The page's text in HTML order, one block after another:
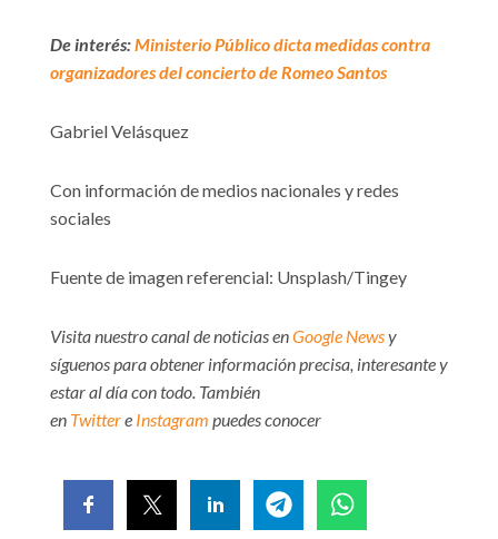
De interés:Ministerio Público dicta medidas contra
organizadores del concierto de Romeo Santos
Gabriel Velásquez
Con información de medios nacionales y redes
sociales
Fuente de imagen referencial: Unsplash/Tingey
Visita nuestro canal de noticias enGoogle Newsy
síguenos para obtener información precisa, interesante y
estar al día con todo. También
en Twittere Instagram puedes conocer